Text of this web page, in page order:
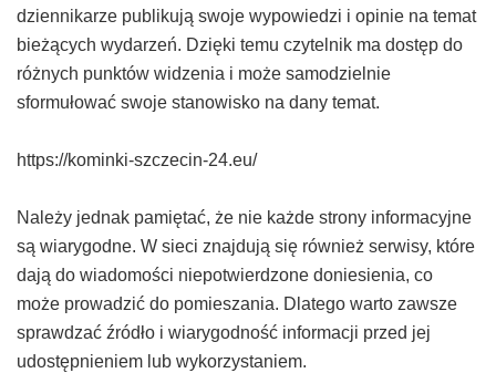
dziennikarze publikują swoje wypowiedzi i opinie na temat
bieżących wydarzeń. Dzięki temu czytelnik ma dostęp do
różnych punktów widzenia i może samodzielnie
sformułować swoje stanowisko na dany temat.
https://kominki-szczecin-24.eu/
Należy jednak pamiętać, że nie każde strony informacyjne
są wiarygodne. W sieci znajdują się również serwisy, które
dają do wiadomości niepotwierdzone doniesienia, co
może prowadzić do pomieszania. Dlatego warto zawsze
sprawdzać źródło i wiarygodność informacji przed jej
udostępnieniem lub wykorzystaniem.